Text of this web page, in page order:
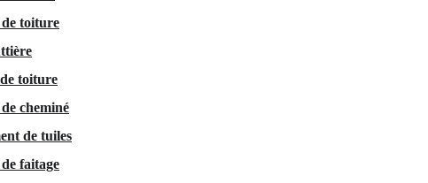
toiture
toiture
cheminé
de tuiles
faitage